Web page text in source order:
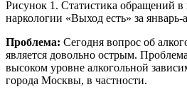
Рисунок 1. Статистика обращений в
наркологии «Выход есть» за январь-
Проблема: Сегодня вопрос об
является довольно острым.
высоком уровне алкогольной
города Москвы, в частности.